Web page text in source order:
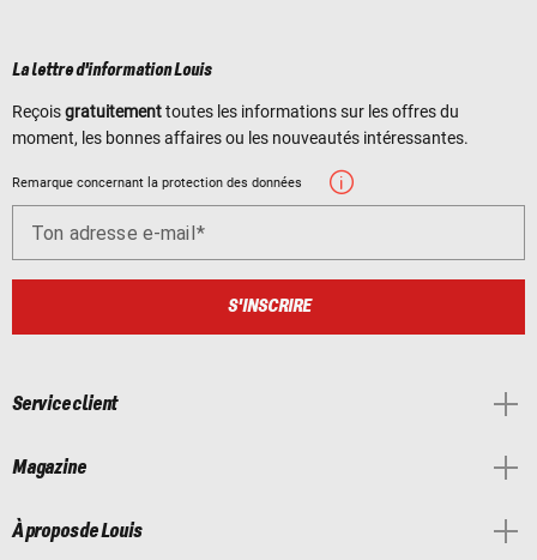
La lettre d'information Louis
Reçoisgratuitementtoutes les informations sur les offres du
moment, les bonnes affaires ou les nouveautés intéressantes.
Remarque concernant la protection des données
Ton adresse e-mail
S'INSCRIRE
Service client
Magazine
À propos de Louis